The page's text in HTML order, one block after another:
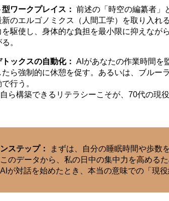
ワークプレイス： 前述の「時空の編纂者」
新のエルゴノミクス（人間工学）を取り入れ
を駆使し、身体的な負担を最小限に抑えなが
。
ックスの自動化： AIがあなたの作業時間を
ら強制的に休憩を促す。あるいは、ブルー
行う。
ら構築できるリテラシーこそが、70代の現
ステップ：
まずは、自分の睡眠時間や歩数
のデータから、私の日中の集中力を高める
が対話を始めたとき、本当の意味での「現